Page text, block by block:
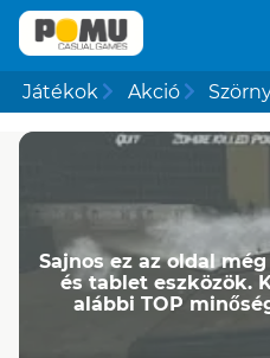
Játékok Akció
Sajnos ez az oldal
és tablet eszközök.
alábbi TOP